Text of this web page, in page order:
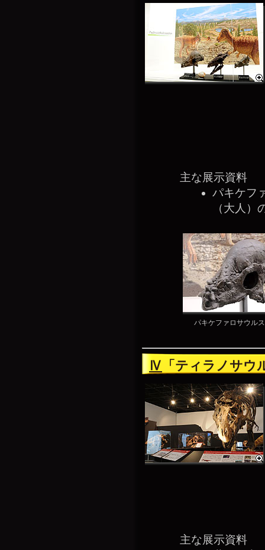
主な展示資料
パキケフ
（大人）
パキケファロサウル
Ⅳ 「ティラノサウ
主な展示資料